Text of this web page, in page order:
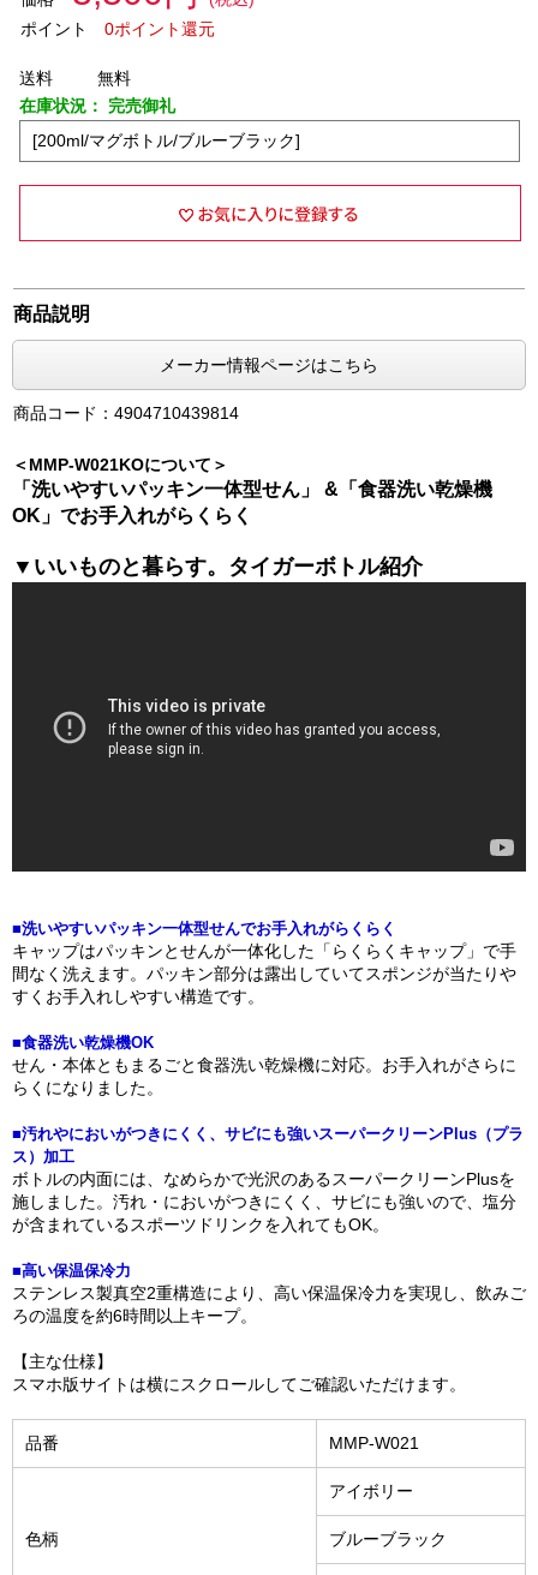
ポイント
0ポイント還元
送料
無料
在庫状況： 完売御礼
[200ml/マグボトル/ブルーブラック]
商品説明
メーカー情報ページはこちら
商品コード：4904710439814
＜MMP-W021KOについて＞
「洗いやすいパッキン一体型せん」 &「食器洗い乾燥機
OK」でお手入れがらくらく
▼いいものと暮らす。タイガーボトル紹介
■洗いやすいパッキン一体型せんでお手入れがらくらく
キャップはパッキンとせんが一体化した「らくらくキャップ」で手
間なく洗えます。パッキン部分は露出していてスポンジが当たりや
すくお手入れしやすい構造です。
■食器洗い乾燥機OK
せん・本体ともまるごと食器洗い乾燥機に対応。お手入れがさらに
らくになりました。
■汚れやにおいがつきにくく、サビにも強いスーパークリーンPlus（プラ
ス）加工
ボトルの内面には、なめらかで光沢のあるスーパークリーンPlusを
施しました。汚れ・においがつきにくく、サビにも強いので、塩分
が含まれているスポーツドリンクを入れてもOK。
■高い保温保冷力
ステンレス製真空2重構造により、高い保温保冷力を実現し、飲みご
ろの温度を約6時間以上キープ。
【主な仕様】
スマホ版サイトは横にスクロールしてご確認いただけます。
品番 MMP-W021
色柄
アイボリー
ブルーブラック